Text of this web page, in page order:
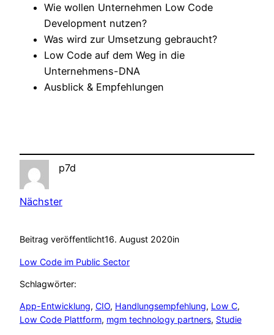
Wie wollen Unternehmen Low Code
Development nutzen?
Was wird zur Umsetzung gebraucht?
Low Code auf dem Weg in die
Unternehmens-DNA
Ausblick & Empfehlungen
p7d
Nächster
Beitrag veröffentlicht16. August 2020in
Low Code im Public Sector
Schlagwörter:
App-Entwicklung, CIO, Handlungsempfehlung, Low C
Low Code Plattform, mgm technology partners, Studie